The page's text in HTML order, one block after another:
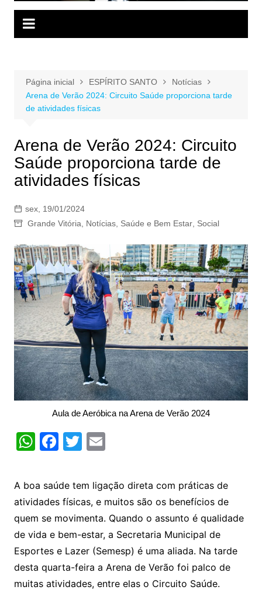
Página inicial ESPÍRITO SANTO
Notícias
Arena de Verão 2024: Circuito Saúde proporciona tarde
de atividades físicas
Arena de Verão 2024: Circuito
Saúde proporciona tarde de
atividades físicas
sex, 19/01/2024
Grande Vitória
Notícias, Saúde e Bem Estar, Social
Aula de Aeróbica na Arena de Verão 2024
W
at
s
A
p
p
F
c
e
b
o
o
k
T
itt
er
E
ai
l
A boa saúde tem ligação direta com práticas de
atividades físicas, e muitos são os benefícios de
quem se movimenta. Quando o assunto é qualidade
de vida e bem-estar, a Secretaria Municipal de
Esportes e Lazer (Semesp) é uma aliada. Na tarde
desta quarta-feira a Arena de Verão foi palco de
muitas atividades, entre elas o Circuito Saúde.